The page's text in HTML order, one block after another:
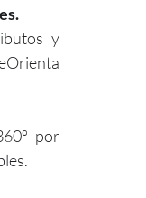
y
por